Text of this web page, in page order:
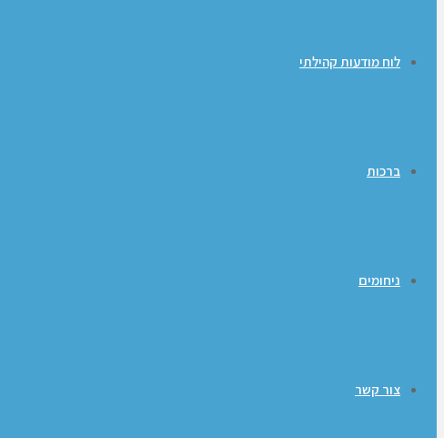
לוח מודעות קהילתי
ברכות
ניחומים
צור קשר